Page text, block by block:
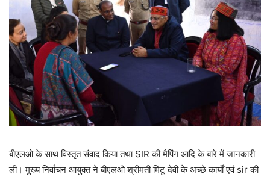
बीएलओ के साथ विस्तृत संवाद किया तथा SIR की मैपिंग आदि के बारे में जानकारी
ली। मुख्य निर्वाचन आयुक्त ने बीएलओ श्रीमती मिंटू देवी के अच्छे कार्यों एवं sir की